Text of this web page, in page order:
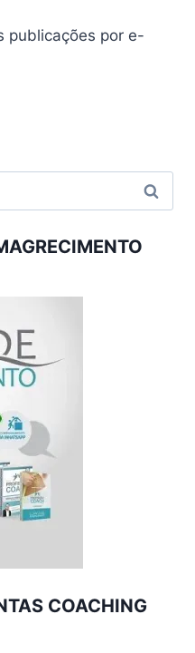
publicações por e-
COACHING